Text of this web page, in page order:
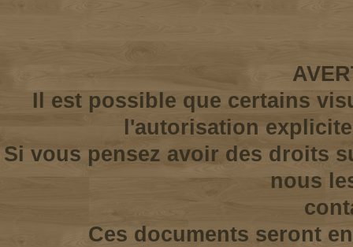
Il est possible que certains
l'autorisation
Si vous pensez avoir des droits
nous
Ces documents seront